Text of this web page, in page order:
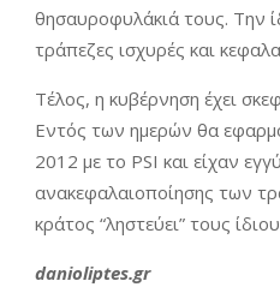
θησαυροφυλάκιά τους. Την
τράπεζες ισχυρές και
Τέλος, η κυβέρνηση έχει
Εντός των ημερών θα
2012 με το PSI και είχαν
ανακεφαλαιοποίησης των
κράτος “ληστεύει” τους
danioliptes.gr